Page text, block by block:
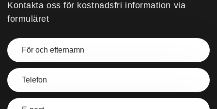
Kontakta oss för kostnadsfri information via
formuläret